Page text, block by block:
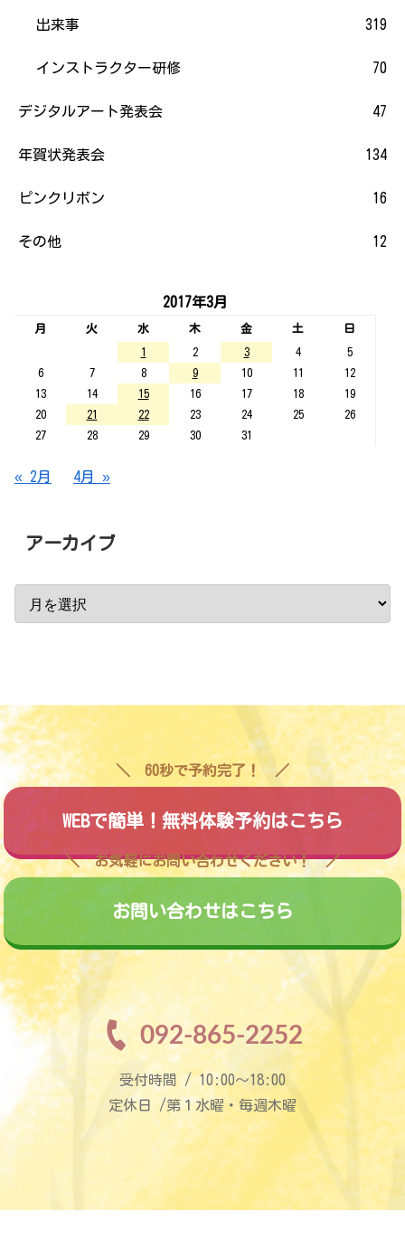
出来事 319
インストラクター研修 70
デジタルアート発表会 47
年賀状発表会 134
ピンクリボン 16
その他 12
2017年3月
月 火 水 木 金 土
日
1
2 3 4
5
6
7 8 9 10 11
12
13
14 15 16 17 18
19
20
21 22 23 24 25
26
27
28 29 30 31
« 2月 4月 »
アーカイブ
60秒で予約完了！
WEBで簡単！無料体験予約はこちら
お気軽にお問い合わせください！
お問い合わせはこちら
092-865-2252
受付時間 / 10:00〜18:00
定休日 /第１水曜・毎週木曜